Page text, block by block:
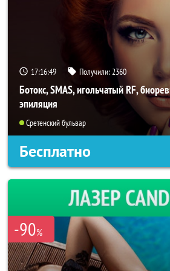
17:16:47 Получили: 2360
Ботокс, SMAS, игольчатый RF,
эпиляция
Сретенский бульвар
Бесплатно
-90%